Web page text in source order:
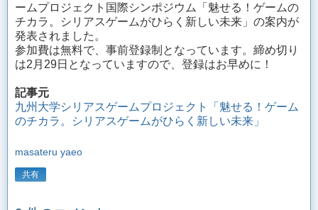
ームプロジェクト国際シンポジウム「魅せる！ゲームの
チカラ。シリアスゲームがひらく新しい未来」の案内が
発表されました。
参加費は無料で、事前登録制となっています。締め切り
は2月29日となっていますので、登録はお早めに！
記事元
九州大学シリアスゲームプロジェクト「魅せる！ゲーム
のチカラ。シリアスゲームがひらく新しい未来」
masateru yaeo
共有